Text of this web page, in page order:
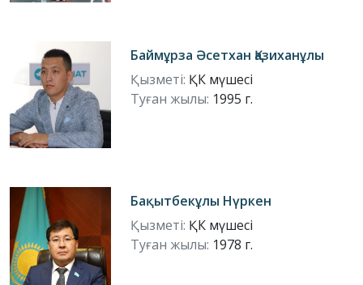
Баймұрза Әсетхан Қазиханұлы
Қызметі: ҚК мүшесі
Туған жылы: 1995 г.
Бақытбекұлы Нүркен
Қызметі: ҚК мүшесі
Туған жылы: 1978 г.